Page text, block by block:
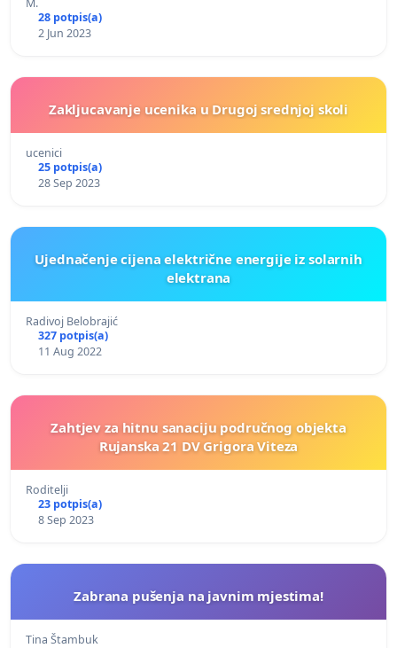
28 potpis(a)
2 Jun 2023
Zakljucavanje ucenika u Drugoj srednjoj skoli
ucenici
25 potpis(a)
28 Sep 2023
Ujednačenje cijena električne energije iz solarnih
elektrana
Radivoj Belobrajić
327 potpis(a)
11 Aug 2022
Zahtjev za hitnu sanaciju područnog objekta
Rujanska 21 DV Grigora Viteza
Roditelji
23 potpis(a)
8 Sep 2023
Zabrana pušenja na javnim mjestima!
Tina Štambuk